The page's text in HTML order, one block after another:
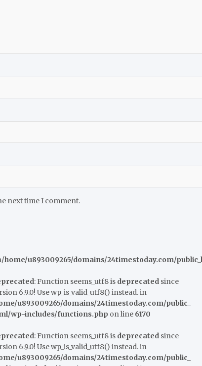
next time I comment.
/home/u893009265/domains/24timestoday.com/
: Function seems_utf8 is deprecatedsince
6.9.0! Use wp_is_valid_utf8() instead. in
u893009265/domains/24timestoday.com/public_
wp-includes/functions.php on line 6170
: Function seems_utf8 is deprecatedsince
6.9.0! Use wp_is_valid_utf8() instead. in
u893009265/domains/24timestoday.com/public_